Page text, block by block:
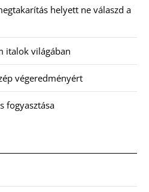
helyett ne válaszd a
italok világában
végeredményért
fogyasztása